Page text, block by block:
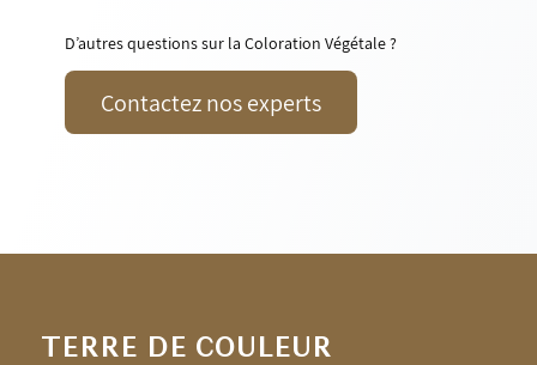
D’autres questions sur la Coloration Végétale ?
Contactez nos experts
TERRE DE COULEUR